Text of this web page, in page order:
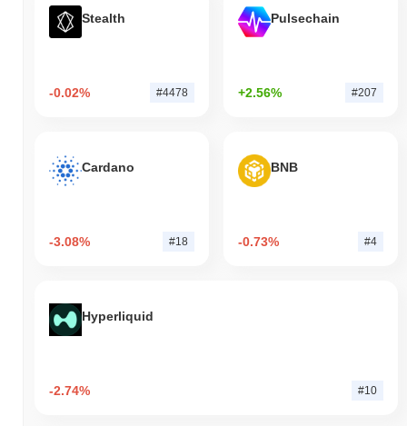
Stealth
-0.02% #4478
Pulsechain
+2.56% #207
Cardano
-3.08% #18
BNB
-0.73% #4
Hyperliquid
-2.74% #10